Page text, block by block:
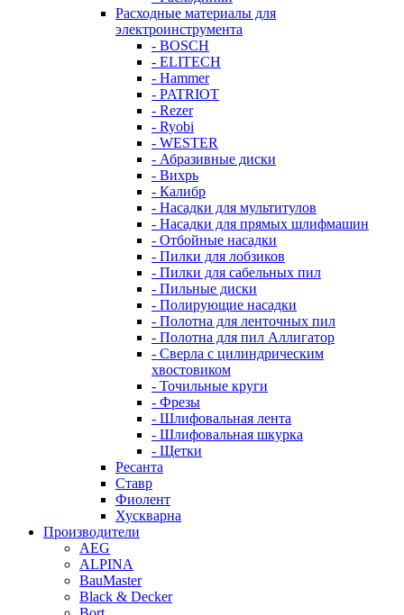
Расходные материалы для
электроинструмента
- BOSCH
- ELITECH
- Hammer
- PATRIOT
- Rezer
- Ryobi
- WESTER
- Абразивные диски
- Вихрь
- Калибр
- Насадки для мультитулов
- Насадки для прямых шлифмашин
- Отбойные насадки
- Пилки для лобзиков
- Пилки для сабельных пил
- Пильные диски
- Полирующие насадки
- Полотна для ленточных пил
- Полотна для пил Аллигатор
- Сверла с цилиндрическим
хвостовиком
- Точильные круги
- Фрезы
- Шлифовальная лента
- Шлифовальная шкурка
- Щетки
Ресанта
Ставр
Фиолент
Хускварна
Производители
AEG
ALPINA
BauMaster
Black & Decker